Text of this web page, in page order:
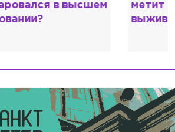
метит во власть: как
выживает Юрий Шевчук